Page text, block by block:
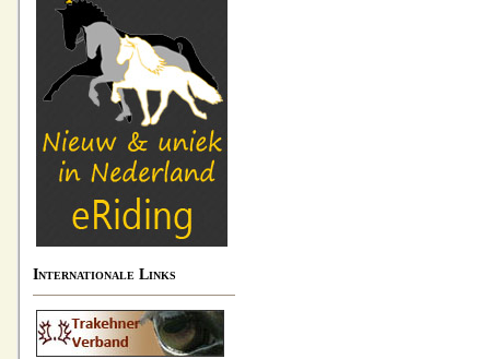
Internationale Links